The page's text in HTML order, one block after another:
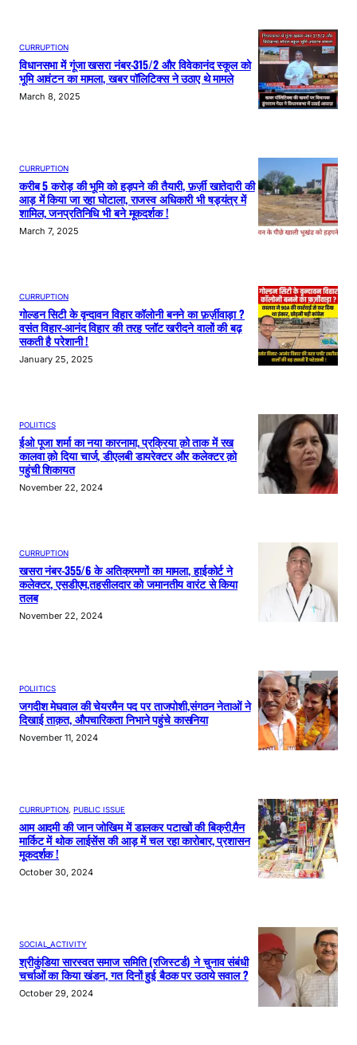
CURRUPTION
विधानसभा में गूंजा खसरा नंबर-315/2 और विवेकानंद स्कूल को
भूमि आवंटन का मामला, खबर पॉलिटिक्स ने उठाए थे मामले
March 8, 2025
CURRUPTION
करीब 5 करोड़ की भूमि को हड़पने की तैयारी, फ़र्ज़ी खातेदारी की
आड़ में किया जा रहा घोटाला, राजस्व अधिकारी भी षड्यंत्र में
शामिल, जनप्रतिनिधि भी बने मूकदर्शक !
March 7, 2025
CURRUPTION
गोल्डन सिटी के वृन्दावन विहार कॉलोनी बनने का फ़र्ज़ीवाड़ा ?
वसंत विहार-आनंद विहार की तरह प्लॉट खरीदने वालों की बढ़
सकती है परेशानी !
January 25, 2025
POLIITICS
ईओ पूजा शर्मा का नया कारनामा, प्रक्रिया क़ो ताक में रख
कालवा क़ो दिया चार्ज, डीएलबी डायरेक्टर और कलेक्टर क़ो
पहुंची शिकायत
November 22, 2024
CURRUPTION
खसरा नंबर-355/6 के अतिक्रमणों का मामला, हाईकोर्ट ने
कलेक्टर, एसडीएम,तहसीलदार को जमानतीय वारंट से किया
तलब
November 22, 2024
POLIITICS
जगदीश मेघवाल की चेयरमैन पद पर ताजपोशी,संगठन नेताओं ने
दिखाई ताक़त, औपचारिकता निभाने पहुंचे कासनिया
November 11, 2024
CURRUPTION PUBLIC ISSUE
आम आदमी की जान जोखिम में डालकर पटाखों की बिक्री,मैन
मार्किट में थोक लाईसेंस की आड़ में चल रहा कारोबार, प्रशासन
मूकदर्शक !
October 30, 2024
SOCIAL_ACTIVITY
श्रीकुंडिया सारस्वत समाज समिति (रजिस्टर्ड) ने चुनाव संबंधी
चर्चाओं का किया खंडन, गत दिनों हुई बैठक पर उठाये सवाल ?
October 29, 2024